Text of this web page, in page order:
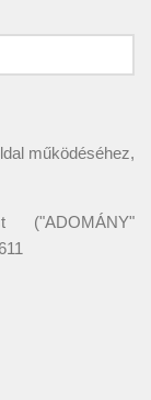
működéséhez,
("ADOMÁNY"